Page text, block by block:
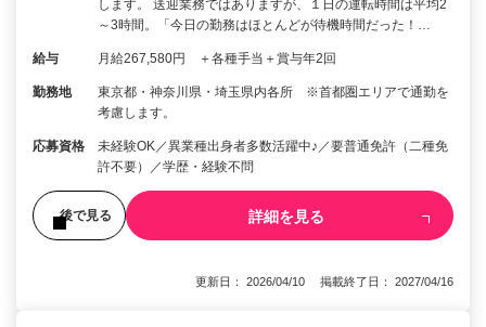
します。 送迎業務ではありますが、１日の運転時間は平均2
～3時間。「今日の勤務はほとんどが待機時間だった！…
給与 月給267,580円 ＋各種手当＋賞与年2回
勤務地
東京都・神奈川県・埼玉県内各所 ※首都圏エリアで通勤を
考慮します。
応募資格
未経験OK／異業種出身者多数活躍中♪／要普通免許（二種免
許不要）／学歴・経験不問
後で見る 詳細を見る
更新日： 2026/04/10 掲載終了日： 2027/04/16